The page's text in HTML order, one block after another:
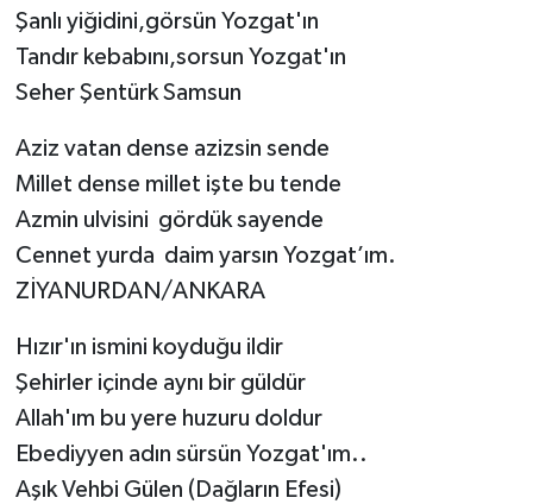
Şanlı yiğidini,görsün Yozgat'ın
Tandır kebabını,sorsun Yozgat'ın
Seher Şentürk Samsun
Aziz vatan dense azizsin sende
Millet dense millet işte bu tende
Azmin ulvisini gördük sayende
Cennet yurda daim yarsın Yozgat’ım.
ZİYANURDAN/ANKARA
Hızır'ın ismini koyduğu ildir
Şehirler içinde aynı bir güldür
Allah'ım bu yere huzuru doldur
Ebediyyen adın sürsün Yozgat'ım..
Aşık Vehbi Gülen (Dağların Efesi)